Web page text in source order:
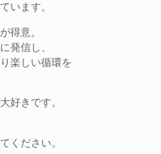
います。
得意。
発信し、
楽しい循環を
好きです。
ください。